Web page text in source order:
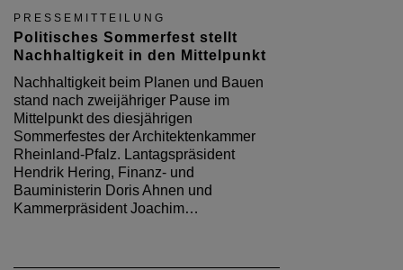
PRESSEMITTEILUNG
Politisches Sommerfest stellt
Nachhaltigkeit in den Mittelpunkt
Nachhaltigkeit beim Planen und Bauen
stand nach zweijähriger Pause im
Mittelpunkt des diesjährigen
Sommerfestes der Architektenkammer
Rheinland-Pfalz. Lantagspräsident
Hendrik Hering, Finanz- und
Bauministerin Doris Ahnen und
Kammerpräsident Joachim…